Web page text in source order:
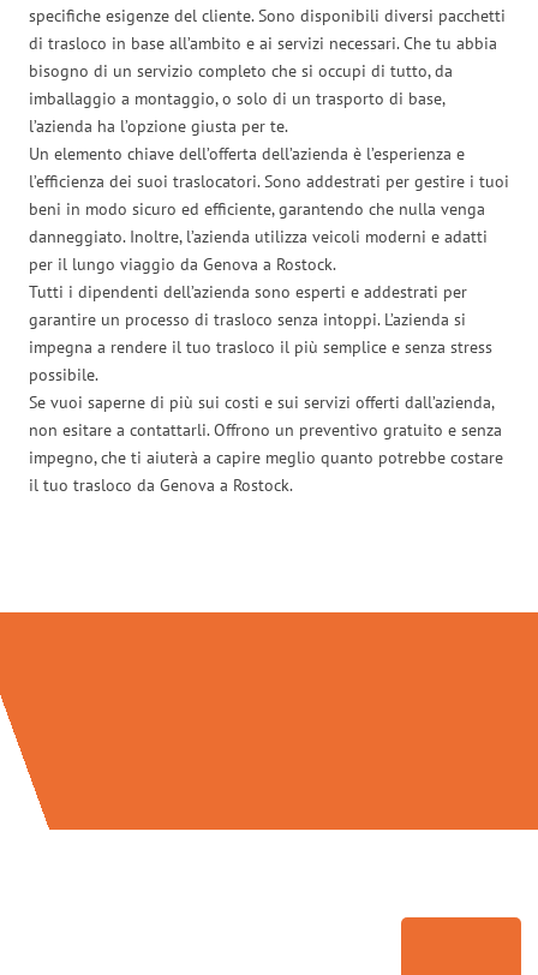
specifiche esigenze del cliente. Sono disponibili diversi pacchetti
di trasloco in base all’ambito e ai servizi necessari. Che tu abbia
bisogno di un servizio completo che si occupi di tutto, da
imballaggio a montaggio, o solo di un trasporto di base,
l’azienda ha l’opzione giusta per te.
Un elemento chiave dell’offerta dell’azienda è l’esperienza e
l’efficienza dei suoi traslocatori. Sono addestrati per gestire i tuoi
beni in modo sicuro ed efficiente, garantendo che nulla venga
danneggiato. Inoltre, l’azienda utilizza veicoli moderni e adatti
per il lungo viaggio da Genova a Rostock.
Tutti i dipendenti dell’azienda sono esperti e addestrati per
garantire un processo di trasloco senza intoppi. L’azienda si
impegna a rendere il tuo trasloco il più semplice e senza stress
possibile.
Se vuoi saperne di più sui costi e sui servizi offerti dall’azienda,
non esitare a contattarli. Offrono un preventivo gratuito e senza
impegno, che ti aiuterà a capire meglio quanto potrebbe costare
il tuo trasloco da Genova a Rostock.